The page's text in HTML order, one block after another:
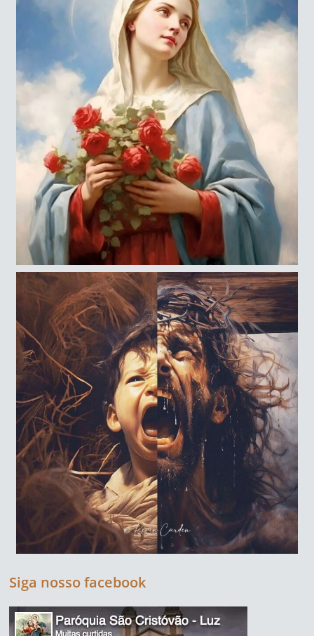
Siga nosso facebook